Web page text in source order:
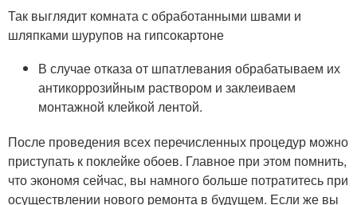
Так выглядит комната с обработанными швами и
шляпками шурупов на гипсокартоне
В случае отказа от шпатлевания обрабатываем их
антикоррозийным раствором и заклеиваем
монтажной клейкой лентой.
После проведения всех перечисленных процедур можно
приступать к поклейке обоев. Главное при этом помнить,
что экономя сейчас, вы намного больше потратитесь при
осуществлении нового ремонта в будущем. Если же вы